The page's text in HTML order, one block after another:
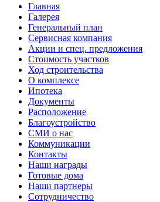
Главная
Галерея
Генеральный план
Сервисная компания
Акции и спец. предложения
Стоимость участков
Ход строительства
О комплексе
Ипотека
Документы
Расположение
Благоустройство
СМИ о нас
Коммуникации
Контакты
Наши награды
Готовые дома
Наши партнеры
Сотрудничество